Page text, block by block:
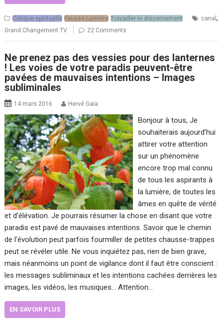
Critique spirituelle Fausse Lumière Travailler le discernement canal,
Grand Changement TV 22 Comments
Ne prenez pas des vessies pour des lanternes
! Les voies de votre paradis peuvent-être
pavées de mauvaises intentions – Images
subliminales
14 mars 2016 Hervé Gaïa
Bonjour à tous, Je
souhaiterais aujourd’hui
attirer votre attention
sur un phénomène
encore trop mal connu
de tous les aspirants à
la lumière, de toutes les
âmes en quête de vérité
et d’élévation. Je pourrais résumer la chose en disant que votre
paradis est pavé de mauvaises intentions. Savoir que le chemin
de l’évolution peut parfois fourmiller de petites chausse-trappes
peut se révéler utile. Ne vous inquiétez pas, rien de bien grave,
mais néanmoins un point de vigilance dont il faut être conscient :
les messages subliminaux et les intentions cachées derrières les
images, les vidéos, les musiques… Attention…
EN SAVOIR PLUS